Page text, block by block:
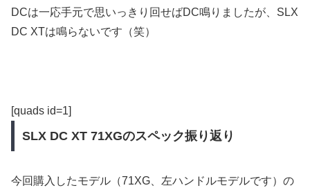
DCは一応手元で思いっきり回せばDC鳴りましたが、SLX
DC XTは鳴らないです（笑）
[quads id=1]
SLX DC XT 71XGのスペック振り返り
今回購入したモデル（71XG、左ハンドルモデルです）の